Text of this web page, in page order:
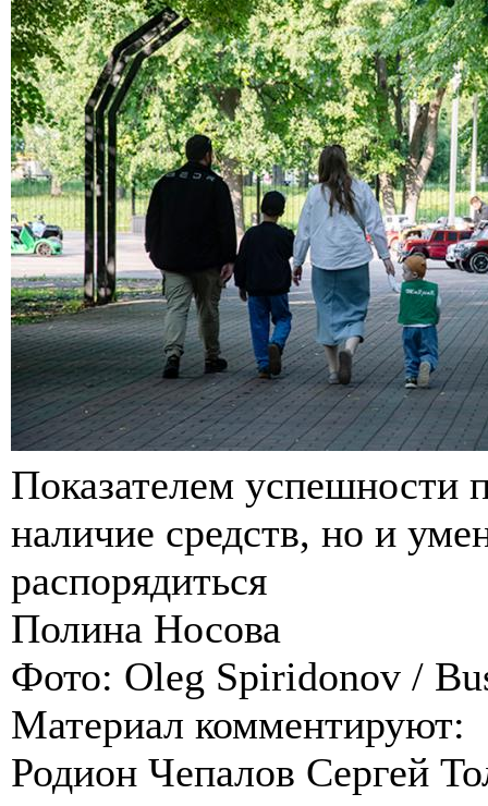
Показателем успешности
наличие средств, но и
распорядиться
Полина Носова
Фото: Oleg Spiridonov /
Материал комментируют:
Родион Чепалов Сергей